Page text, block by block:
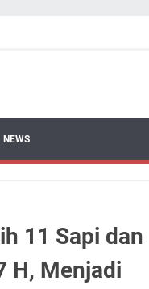
NEWS
11 Sapi dan
H, Menjadi